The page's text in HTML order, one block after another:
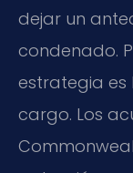
dejar un
condenado.
estrategia es
cargo. Los